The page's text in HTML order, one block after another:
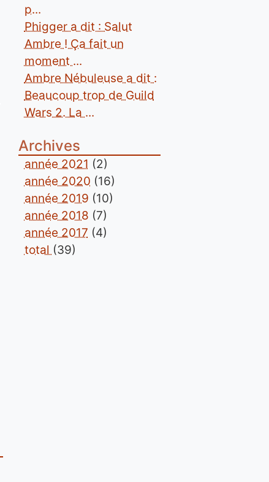
p...
Phigger a dit : Salut
Ambre ! Ça fait un
moment ...
Ambre Nébuleuse a dit :
Beaucoup trop de Guild
Wars 2. La ...
Archives
année 2021 (2)
année 2020 (16)
année 2019 (10)
année 2018 (7)
année 2017 (4)
total (39)